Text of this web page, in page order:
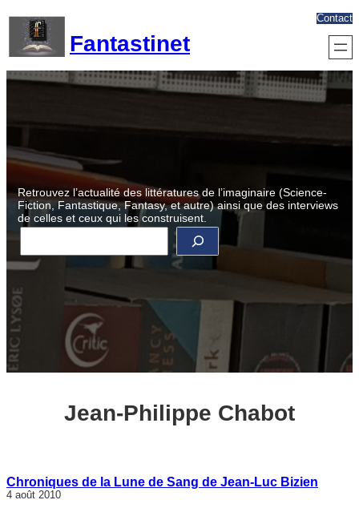
contenu
Fantastinet
Contact
Retrouvez l’actualité des littératures de l’imaginaire (Science-
Fiction, Fantastique, Fantasy, et autre) ainsi que des interviews
de celles et ceux qui les construisent.
R
c
h
r
c
h
e
r
Jean-Philippe Chabot
Chroniques de la Lune de Sang de Jean-Luc Bizien
4 août 2010